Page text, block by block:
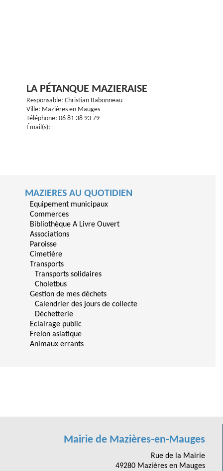
LA PÉTANQUE MAZIERAISE
Responsable: Christian Babonneau
Ville: Mazières en Mauges
Téléphone: 06 81 38 93 79
Émail(s):
MAZIERES AU QUOTIDIEN
Equipement municipaux
Commerces
Bibliothèque A Livre Ouvert
Associations
Paroisse
Cimetière
Transports
Transports solidaires
Choletbus
Gestion de mes déchets
Calendrier des jours de collecte
Déchetterie
Eclairage public
Frelon asiatique
Animaux errants
Mairie de Mazières-en-Mauges
Rue de la Mairie
49280 Mazières en Mauges